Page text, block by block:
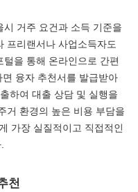
거주 요건과 소득 기준을
프리랜서나 사업소득자도
을 통해 온라인으로 간편
융자 추천서를 발급받아
하여 대출 상담 및 실행을
거 환경의 높은 비용 부담을
가장 실질적이고 직접적인
천